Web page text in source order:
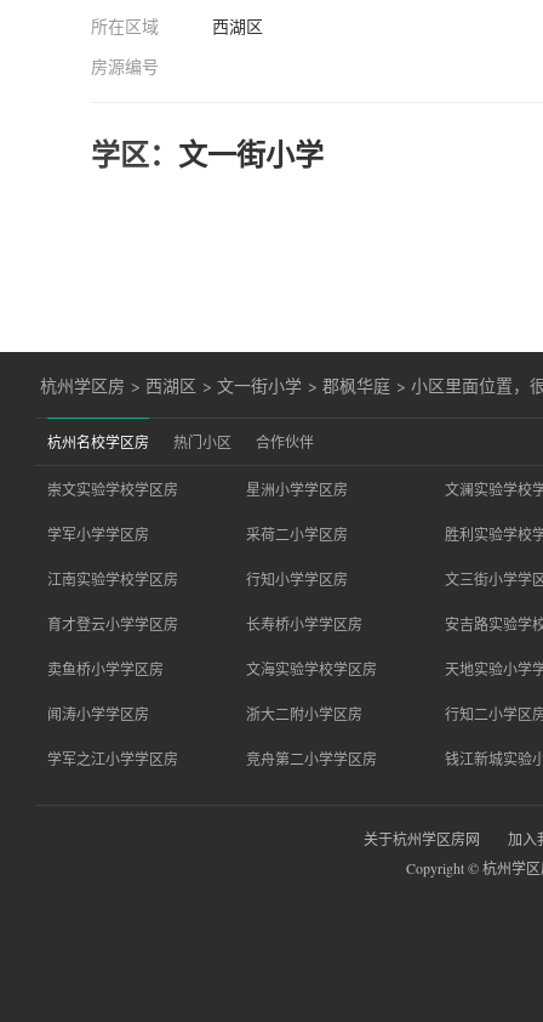
所在区域
西湖区
房源编号
学区：文一街小学
杭州学区房 > 西湖区 >文一街小学 >郡枫华庭 > 小区里面位置，
杭州名校学区房 热门小区 合作伙伴
崇文实验学校学区房 星洲小学学区房 文澜实验学校
学军小学学区房 采荷二小学区房 胜利实验学校
江南实验学校学区房 行知小学学区房 文三街小学学
育才登云小学学区房 长寿桥小学学区房 安吉路实验学
卖鱼桥小学学区房 文海实验学校学区房 天地实验小学
闻涛小学学区房 浙大二附小学区房 行知二小学区
学军之江小学学区房 竞舟第二小学学区房 钱江新城实验
关于杭州学区房网
加入
Copyright © 杭州学